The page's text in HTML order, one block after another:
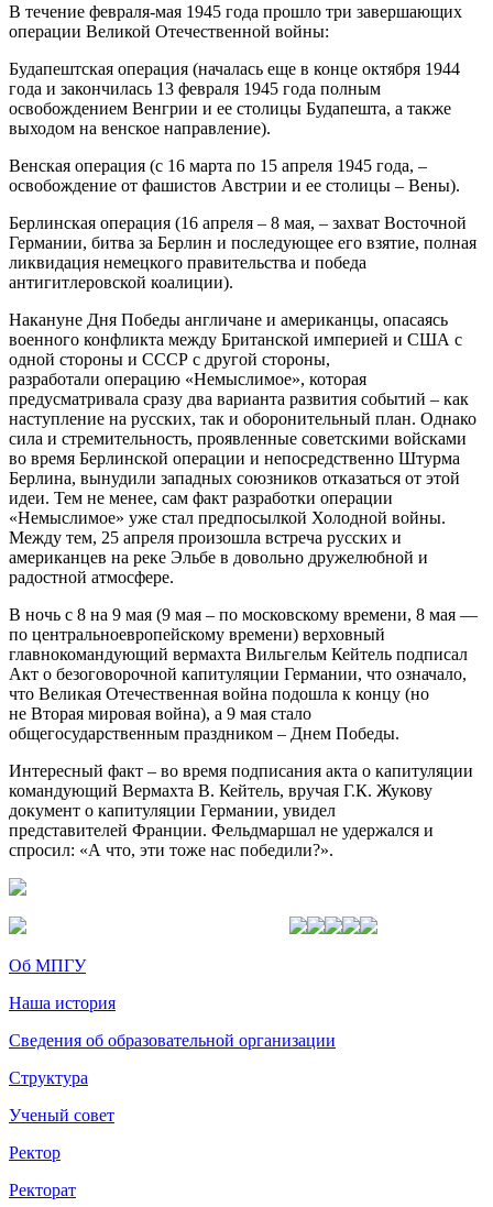
В течение февраля-мая 1945 года прошло три завершающих
операции Великой Отечественной войны:
Будапештская операция (началась еще в конце октября 1944
года и закончилась 13 февраля 1945 года полным
освобождением Венгрии и ее столицы Будапешта, а также
выходом на венское направление).
Венская операция (с 16 марта по 15 апреля 1945 года, –
освобождение от фашистов Австрии и ее столицы – Вены).
Берлинская операция (16 апреля – 8 мая, – захват Восточной
Германии, битва за Берлин и последующее его взятие, полная
ликвидация немецкого правительства и победа
антигитлеровской коалиции).
Накануне Дня Победы англичане и американцы, опасаясь
военного конфликта между Британской империей и США с
одной стороны и СССР с другой стороны,
разработали операцию «Немыслимое», которая
предусматривала сразу два варианта развития событий – как
наступление на русских, так и оборонительный план. Однако
сила и стремительность, проявленные советскими войсками
во время Берлинской операции и непосредственно Штурма
Берлина, вынудили западных союзников отказаться от этой
идеи. Тем не менее, сам факт разработки операции
«Немыслимое» уже стал предпосылкой Холодной войны.
Между тем, 25 апреля произошла встреча русских и
американцев на реке Эльбе в довольно дружелюбной и
радостной атмосфере.
В ночь с 8 на 9 мая (9 мая – по московскому времени, 8 мая —
по центральноевропейскому времени) верховный
главнокомандующий вермахта Вильгельм Кейтель подписал
Акт о безоговорочной капитуляции Германии, что означало,
что Великая Отечественная война подошла к концу (но
не Вторая мировая война), а 9 мая стало
общегосударственным праздником – Днем Победы.
Интересный факт – во время подписания акта о капитуляции
командующий Вермахта В. Кейтель, вручая Г.К. Жукову
документ о капитуляции Германии, увидел
представителей Франции. Фельдмаршал не удержался и
спросил: «А что, эти тоже нас победили?».
Об МПГУ
Наша история
Сведения об образовательной организации
Структура
Ученый совет
Ректор
Ректорат